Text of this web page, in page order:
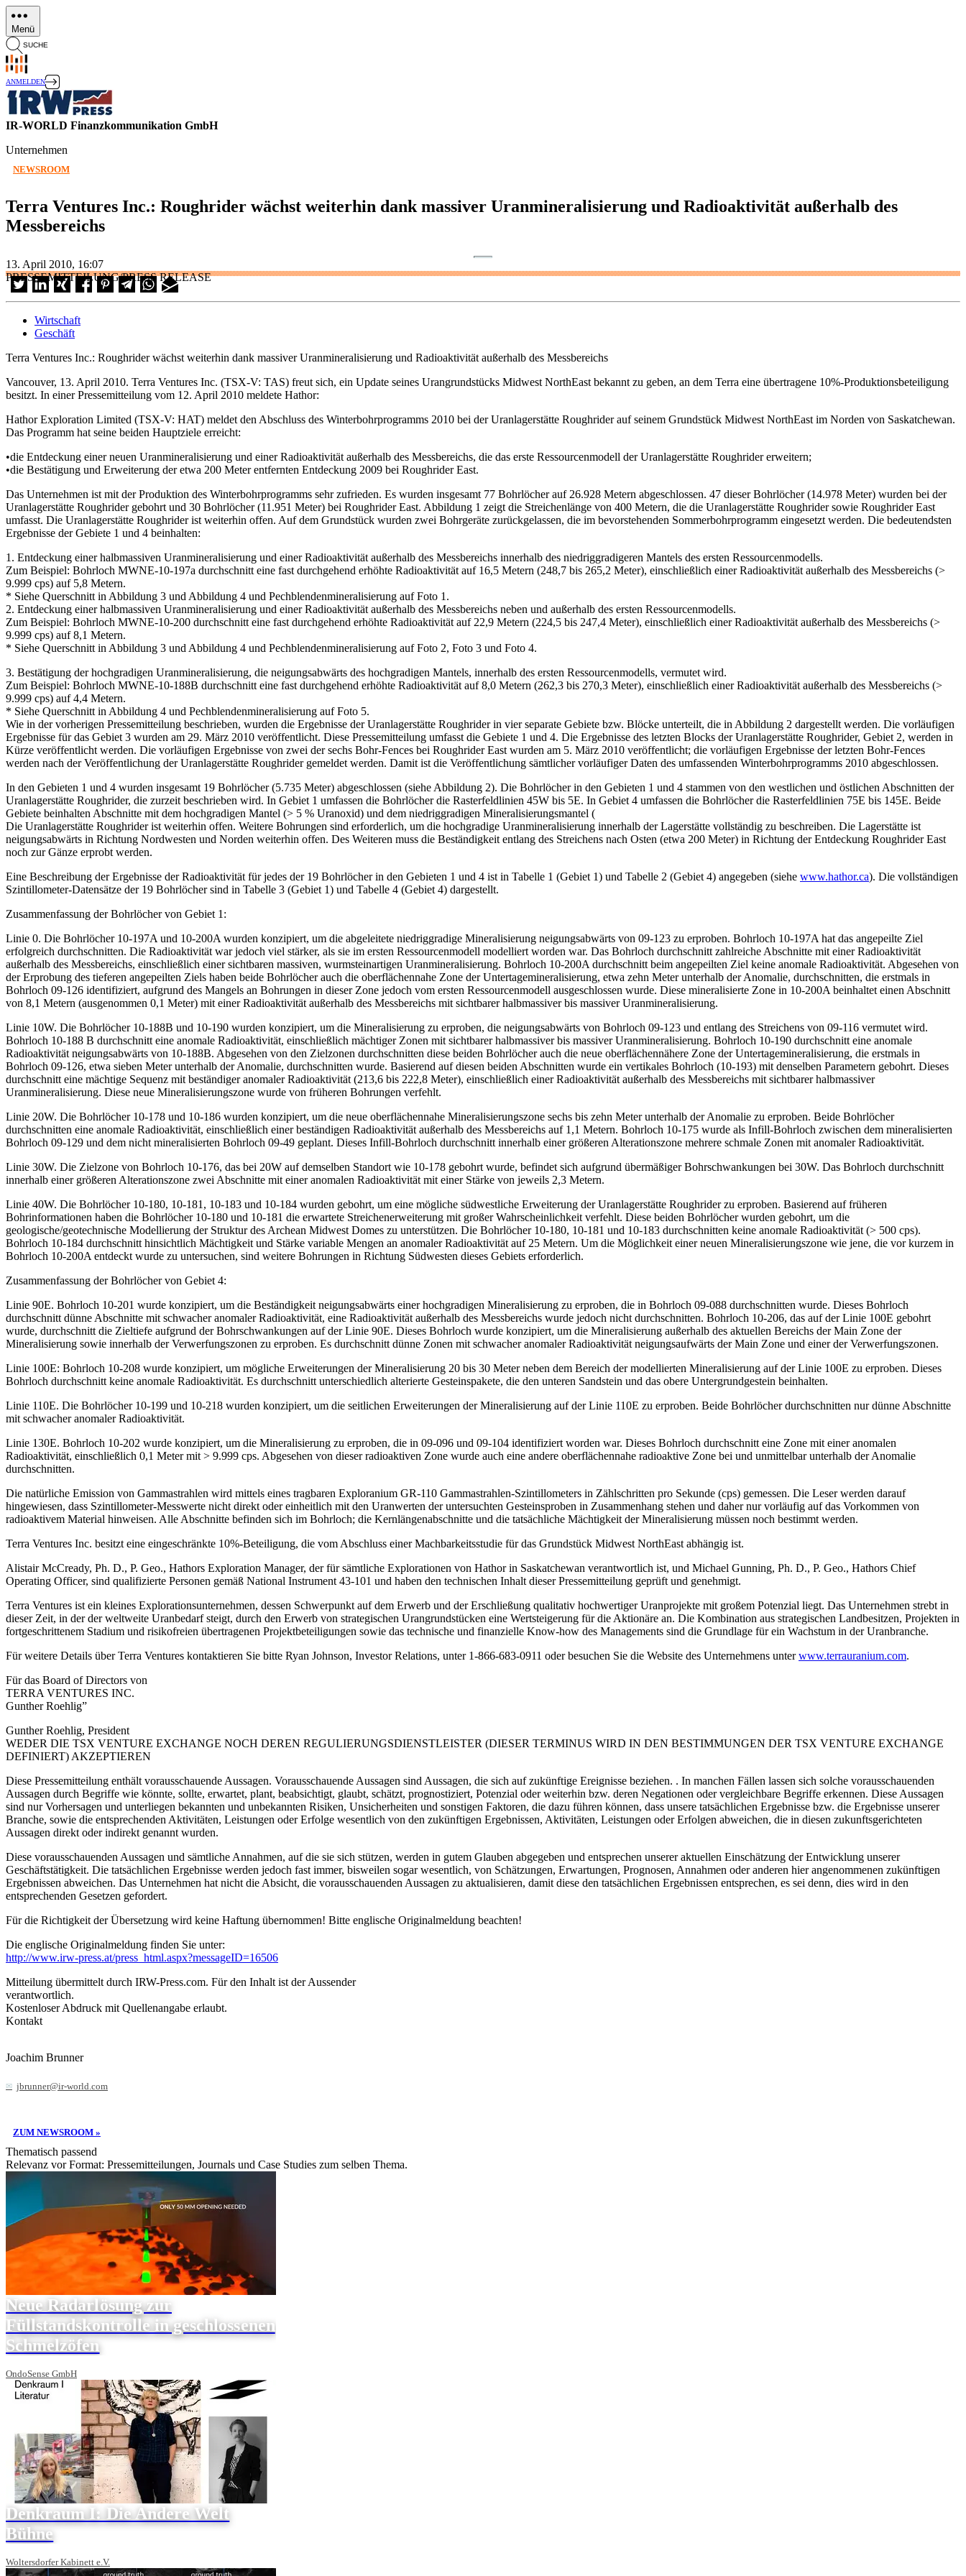
Direkt
zum
Inhalt
Menü
SUCHE
ANMELDEN
IR-WORLD Finanzkommunikation GmbH
Unternehmen
NEWSROOM
Terra Ventures Inc.: Roughrider wächst weiterhin dank massiver Uranmineralisierung und Radioaktivität außerhalb des
Messbereichs
13. April 2010, 16:07
PRESSEMITTEILUNG/PRESS RELEASE
Wirtschaft
Geschäft
Terra Ventures Inc.: Roughrider wächst weiterhin dank massiver Uranmineralisierung und Radioaktivität außerhalb des Messbereichs
Vancouver, 13. April 2010. Terra Ventures Inc. (TSX-V: TAS) freut sich, ein Update seines Urangrundstücks Midwest NorthEast bekannt zu geben, an dem Terra eine übertragene 10%-Produktionsbeteiligung
besitzt. In einer Pressemitteilung vom 12. April 2010 meldete Hathor:
Hathor Exploration Limited (TSX-V: HAT) meldet den Abschluss des Winterbohrprogramms 2010 bei der Uranlagerstätte Roughrider auf seinem Grundstück Midwest NorthEast im Norden von Saskatchewan.
Das Programm hat seine beiden Hauptziele erreicht:
•die Entdeckung einer neuen Uranmineralisierung und einer Radioaktivität außerhalb des Messbereichs, die das erste Ressourcenmodell der Uranlagerstätte Roughrider erweitern;
•die Bestätigung und Erweiterung der etwa 200 Meter entfernten Entdeckung 2009 bei Roughrider East.
Das Unternehmen ist mit der Produktion des Winterbohrprogramms sehr zufrieden. Es wurden insgesamt 77 Bohrlöcher auf 26.928 Metern abgeschlossen. 47 dieser Bohrlöcher (14.978 Meter) wurden bei der
Uranlagerstätte Roughrider gebohrt und 30 Bohrlöcher (11.951 Meter) bei Roughrider East. Abbildung 1 zeigt die Streichenlänge von 400 Metern, die die Uranlagerstätte Roughrider sowie Roughrider East
umfasst. Die Uranlagerstätte Roughrider ist weiterhin offen. Auf dem Grundstück wurden zwei Bohrgeräte zurückgelassen, die im bevorstehenden Sommerbohrprogramm eingesetzt werden. Die bedeutendsten
Ergebnisse der Gebiete 1 und 4 beinhalten:
1. Entdeckung einer halbmassiven Uranmineralisierung und einer Radioaktivität außerhalb des Messbereichs innerhalb des niedriggradigeren Mantels des ersten Ressourcenmodells.
Zum Beispiel: Bohrloch MWNE-10-197a durchschnitt eine fast durchgehend erhöhte Radioaktivität auf 16,5 Metern (248,7 bis 265,2 Meter), einschließlich einer Radioaktivität außerhalb des Messbereichs (>
9.999 cps) auf 5,8 Metern.
* Siehe Querschnitt in Abbildung 3 und Abbildung 4 und Pechblendenmineralisierung auf Foto 1.
2. Entdeckung einer halbmassiven Uranmineralisierung und einer Radioaktivität außerhalb des Messbereichs neben und außerhalb des ersten Ressourcenmodells.
Zum Beispiel: Bohrloch MWNE-10-200 durchschnitt eine fast durchgehend erhöhte Radioaktivität auf 22,9 Metern (224,5 bis 247,4 Meter), einschließlich einer Radioaktivität außerhalb des Messbereichs (>
9.999 cps) auf 8,1 Metern.
* Siehe Querschnitt in Abbildung 3 und Abbildung 4 und Pechblendenmineralisierung auf Foto 2, Foto 3 und Foto 4.
3. Bestätigung der hochgradigen Uranmineralisierung, die neigungsabwärts des hochgradigen Mantels, innerhalb des ersten Ressourcenmodells, vermutet wird.
Zum Beispiel: Bohrloch MWNE-10-188B durchschnitt eine fast durchgehend erhöhte Radioaktivität auf 8,0 Metern (262,3 bis 270,3 Meter), einschließlich einer Radioaktivität außerhalb des Messbereichs (>
9.999 cps) auf 4,4 Metern.
* Siehe Querschnitt in Abbildung 4 und Pechblendenmineralisierung auf Foto 5.
Wie in der vorherigen Pressemitteilung beschrieben, wurden die Ergebnisse der Uranlagerstätte Roughrider in vier separate Gebiete bzw. Blöcke unterteilt, die in Abbildung 2 dargestellt werden. Die vorläufigen
Ergebnisse für das Gebiet 3 wurden am 29. März 2010 veröffentlicht. Diese Pressemitteilung umfasst die Gebiete 1 und 4. Die Ergebnisse des letzten Blocks der Uranlagerstätte Roughrider, Gebiet 2, werden in
Kürze veröffentlicht werden. Die vorläufigen Ergebnisse von zwei der sechs Bohr-Fences bei Roughrider East wurden am 5. März 2010 veröffentlicht; die vorläufigen Ergebnisse der letzten Bohr-Fences
werden nach der Veröffentlichung der Uranlagerstätte Roughrider gemeldet werden. Damit ist die Veröffentlichung sämtlicher vorläufiger Daten des umfassenden Winterbohrprogramms 2010 abgeschlossen.
In den Gebieten 1 und 4 wurden insgesamt 19 Bohrlöcher (5.735 Meter) abgeschlossen (siehe Abbildung 2). Die Bohrlöcher in den Gebieten 1 und 4 stammen von den westlichen und östlichen Abschnitten der
Uranlagerstätte Roughrider, die zurzeit beschrieben wird. In Gebiet 1 umfassen die Bohrlöcher die Rasterfeldlinien 45W bis 5E. In Gebiet 4 umfassen die Bohrlöcher die Rasterfeldlinien 75E bis 145E. Beide
Gebiete beinhalten Abschnitte mit dem hochgradigen Mantel (> 5 % Uranoxid) und dem niedriggradigen Mineralisierungsmantel (
Die Uranlagerstätte Roughrider ist weiterhin offen. Weitere Bohrungen sind erforderlich, um die hochgradige Uranmineralisierung innerhalb der Lagerstätte vollständig zu beschreiben. Die Lagerstätte ist
neigungsabwärts in Richtung Nordwesten und Norden weiterhin offen. Des Weiteren muss die Beständigkeit entlang des Streichens nach Osten (etwa 200 Meter) in Richtung der Entdeckung Roughrider East
noch zur Gänze erprobt werden.
Eine Beschreibung der Ergebnisse der Radioaktivität für jedes der 19 Bohrlöcher in den Gebieten 1 und 4 ist in Tabelle 1 (Gebiet 1) und Tabelle 2 (Gebiet 4) angegeben (siehe www.hathor.ca). Die vollständigen
Szintillometer-Datensätze der 19 Bohrlöcher sind in Tabelle 3 (Gebiet 1) und Tabelle 4 (Gebiet 4) dargestellt.
Zusammenfassung der Bohrlöcher von Gebiet 1:
Linie 0. Die Bohrlöcher 10-197A und 10-200A wurden konzipiert, um die abgeleitete niedriggradige Mineralisierung neigungsabwärts von 09-123 zu erproben. Bohrloch 10-197A hat das angepeilte Ziel
erfolgreich durchschnitten. Die Radioaktivität war jedoch viel stärker, als sie im ersten Ressourcenmodell modelliert worden war. Das Bohrloch durchschnitt zahlreiche Abschnitte mit einer Radioaktivität
außerhalb des Messbereichs, einschließlich einer sichtbaren massiven, wurmsteinartigen Uranmineralisierung. Bohrloch 10-200A durchschnitt beim angepeilten Ziel keine anomale Radioaktivität. Abgesehen von
der Erprobung des tieferen angepeilten Ziels haben beide Bohrlöcher auch die oberflächennahe Zone der Untertagemineralisierung, etwa zehn Meter unterhalb der Anomalie, durchschnitten, die erstmals in
Bohrloch 09-126 identifiziert, aufgrund des Mangels an Bohrungen in dieser Zone jedoch vom ersten Ressourcenmodell ausgeschlossen wurde. Diese mineralisierte Zone in 10-200A beinhaltet einen Abschnitt
von 8,1 Metern (ausgenommen 0,1 Meter) mit einer Radioaktivität außerhalb des Messbereichs mit sichtbarer halbmassiver bis massiver Uranmineralisierung.
Linie 10W. Die Bohrlöcher 10-188B und 10-190 wurden konzipiert, um die Mineralisierung zu erproben, die neigungsabwärts von Bohrloch 09-123 und entlang des Streichens von 09-116 vermutet wird.
Bohrloch 10-188 B durchschnitt eine anomale Radioaktivität, einschließlich mächtiger Zonen mit sichtbarer halbmassiver bis massiver Uranmineralisierung. Bohrloch 10-190 durchschnitt eine anomale
Radioaktivität neigungsabwärts von 10-188B. Abgesehen von den Zielzonen durchschnitten diese beiden Bohrlöcher auch die neue oberflächennähere Zone der Untertagemineralisierung, die erstmals in
Bohrloch 09-126, etwa sieben Meter unterhalb der Anomalie, durchschnitten wurde. Basierend auf diesen beiden Abschnitten wurde ein vertikales Bohrloch (10-193) mit denselben Parametern gebohrt. Dieses
durchschnitt eine mächtige Sequenz mit beständiger anomaler Radioaktivität (213,6 bis 222,8 Meter), einschließlich einer Radioaktivität außerhalb des Messbereichs mit sichtbarer halbmassiver
Uranmineralisierung. Diese neue Mineralisierungszone wurde von früheren Bohrungen verfehlt.
Linie 20W. Die Bohrlöcher 10-178 und 10-186 wurden konzipiert, um die neue oberflächennahe Mineralisierungszone sechs bis zehn Meter unterhalb der Anomalie zu erproben. Beide Bohrlöcher
durchschnitten eine anomale Radioaktivität, einschließlich einer beständigen Radioaktivität außerhalb des Messbereichs auf 1,1 Metern. Bohrloch 10-175 wurde als Infill-Bohrloch zwischen dem mineralisierten
Bohrloch 09-129 und dem nicht mineralisierten Bohrloch 09-49 geplant. Dieses Infill-Bohrloch durchschnitt innerhalb einer größeren Alterationszone mehrere schmale Zonen mit anomaler Radioaktivität.
Linie 30W. Die Zielzone von Bohrloch 10-176, das bei 20W auf demselben Standort wie 10-178 gebohrt wurde, befindet sich aufgrund übermäßiger Bohrschwankungen bei 30W. Das Bohrloch durchschnitt
innerhalb einer größeren Alterationszone zwei Abschnitte mit einer anomalen Radioaktivität mit einer Stärke von jeweils 2,3 Metern.
Linie 40W. Die Bohrlöcher 10-180, 10-181, 10-183 und 10-184 wurden gebohrt, um eine mögliche südwestliche Erweiterung der Uranlagerstätte Roughrider zu erproben. Basierend auf früheren
Bohrinformationen haben die Bohrlöcher 10-180 und 10-181 die erwartete Streichenerweiterung mit großer Wahrscheinlichkeit verfehlt. Diese beiden Bohrlöcher wurden gebohrt, um die
geologische/geotechnische Modellierung der Struktur des Archean Midwest Domes zu unterstützen. Die Bohrlöcher 10-180, 10-181 und 10-183 durchschnitten keine anomale Radioaktivität (> 500 cps).
Bohrloch 10-184 durchschnitt hinsichtlich Mächtigkeit und Stärke variable Mengen an anomaler Radioaktivität auf 25 Metern. Um die Möglichkeit einer neuen Mineralisierungszone wie jene, die vor kurzem in
Bohrloch 10-200A entdeckt wurde zu untersuchen, sind weitere Bohrungen in Richtung Südwesten dieses Gebiets erforderlich.
Zusammenfassung der Bohrlöcher von Gebiet 4:
Linie 90E. Bohrloch 10-201 wurde konzipiert, um die Beständigkeit neigungsabwärts einer hochgradigen Mineralisierung zu erproben, die in Bohrloch 09-088 durchschnitten wurde. Dieses Bohrloch
durchschnitt dünne Abschnitte mit schwacher anomaler Radioaktivität, eine Radioaktivität außerhalb des Messbereichs wurde jedoch nicht durchschnitten. Bohrloch 10-206, das auf der Linie 100E gebohrt
wurde, durchschnitt die Zieltiefe aufgrund der Bohrschwankungen auf der Linie 90E. Dieses Bohrloch wurde konzipiert, um die Mineralisierung außerhalb des aktuellen Bereichs der Main Zone der
Mineralisierung sowie innerhalb der Verwerfungszonen zu erproben. Es durchschnitt dünne Zonen mit schwacher anomaler Radioaktivität neigungsaufwärts der Main Zone und einer der Verwerfungszonen.
Linie 100E: Bohrloch 10-208 wurde konzipiert, um mögliche Erweiterungen der Mineralisierung 20 bis 30 Meter neben dem Bereich der modellierten Mineralisierung auf der Linie 100E zu erproben. Dieses
Bohrloch durchschnitt keine anomale Radioaktivität. Es durchschnitt unterschiedlich alterierte Gesteinspakete, die den unteren Sandstein und das obere Untergrundgestein beinhalten.
Linie 110E. Die Bohrlöcher 10-199 und 10-218 wurden konzipiert, um die seitlichen Erweiterungen der Mineralisierung auf der Linie 110E zu erproben. Beide Bohrlöcher durchschnitten nur dünne Abschnitte
mit schwacher anomaler Radioaktivität.
Linie 130E. Bohrloch 10-202 wurde konzipiert, um die Mineralisierung zu erproben, die in 09-096 und 09-104 identifiziert worden war. Dieses Bohrloch durchschnitt eine Zone mit einer anomalen
Radioaktivität, einschließlich 0,1 Meter mit > 9.999 cps. Abgesehen von dieser radioaktiven Zone wurde auch eine andere oberflächennahe radioaktive Zone bei und unmittelbar unterhalb der Anomalie
durchschnitten.
Die natürliche Emission von Gammastrahlen wird mittels eines tragbaren Exploranium GR-110 Gammastrahlen-Szintillometers in Zählschritten pro Sekunde (cps) gemessen. Die Leser werden darauf
hingewiesen, dass Szintillometer-Messwerte nicht direkt oder einheitlich mit den Uranwerten der untersuchten Gesteinsproben in Zusammenhang stehen und daher nur vorläufig auf das Vorkommen von
radioaktivem Material hinweisen. Alle Abschnitte befinden sich im Bohrloch; die Kernlängenabschnitte und die tatsächliche Mächtigkeit der Mineralisierung müssen noch bestimmt werden.
Terra Ventures Inc. besitzt eine eingeschränkte 10%-Beteiligung, die vom Abschluss einer Machbarkeitsstudie für das Grundstück Midwest NorthEast abhängig ist.
Alistair McCready, Ph. D., P. Geo., Hathors Exploration Manager, der für sämtliche Explorationen von Hathor in Saskatchewan verantwortlich ist, und Michael Gunning, Ph. D., P. Geo., Hathors Chief
Operating Officer, sind qualifizierte Personen gemäß National Instrument 43-101 und haben den technischen Inhalt dieser Pressemitteilung geprüft und genehmigt.
Terra Ventures ist ein kleines Explorationsunternehmen, dessen Schwerpunkt auf dem Erwerb und der Erschließung qualitativ hochwertiger Uranprojekte mit großem Potenzial liegt. Das Unternehmen strebt in
dieser Zeit, in der der weltweite Uranbedarf steigt, durch den Erwerb von strategischen Urangrundstücken eine Wertsteigerung für die Aktionäre an. Die Kombination aus strategischen Landbesitzen, Projekten in
fortgeschrittenem Stadium und risikofreien übertragenen Projektbeteiligungen sowie das technische und finanzielle Know-how des Managements sind die Grundlage für ein Wachstum in der Uranbranche.
Für weitere Details über Terra Ventures kontaktieren Sie bitte Ryan Johnson, Investor Relations, unter 1-866-683-0911 oder besuchen Sie die Website des Unternehmens unterwww.terrauranium.com.
Für das Board of Directors von
TERRA VENTURES INC.
Gunther Roehlig”
Gunther Roehlig, President
WEDER DIE TSX VENTURE EXCHANGE NOCH DEREN REGULIERUNGSDIENSTLEISTER (DIESER TERMINUS WIRD IN DEN BESTIMMUNGEN DER TSX VENTURE EXCHANGE
DEFINIERT) AKZEPTIEREN
Diese Pressemitteilung enthält vorausschauende Aussagen. Vorausschauende Aussagen sind Aussagen, die sich auf zukünftige Ereignisse beziehen. . In manchen Fällen lassen sich solche vorausschauenden
Aussagen durch Begriffe wie könnte, sollte, erwartet, plant, beabsichtigt, glaubt, schätzt, prognostiziert, Potenzial oder weiterhin bzw. deren Negationen oder vergleichbare Begriffe erkennen. Diese Aussagen
sind nur Vorhersagen und unterliegen bekannten und unbekannten Risiken, Unsicherheiten und sonstigen Faktoren, die dazu führen können, dass unsere tatsächlichen Ergebnisse bzw. die Ergebnisse unserer
Branche, sowie die entsprechenden Aktivitäten, Leistungen oder Erfolge wesentlich von den zukünftigen Ergebnissen, Aktivitäten, Leistungen oder Erfolgen abweichen, die in diesen zukunftsgerichteten
Aussagen direkt oder indirekt genannt wurden.
Diese vorausschauenden Aussagen und sämtliche Annahmen, auf die sie sich stützen, werden in gutem Glauben abgegeben und entsprechen unserer aktuellen Einschätzung der Entwicklung unserer
Geschäftstätigkeit. Die tatsächlichen Ergebnisse werden jedoch fast immer, bisweilen sogar wesentlich, von Schätzungen, Erwartungen, Prognosen, Annahmen oder anderen hier angenommenen zukünftigen
Ergebnissen abweichen. Das Unternehmen hat nicht die Absicht, die vorausschauenden Aussagen zu aktualisieren, damit diese den tatsächlichen Ergebnissen entsprechen, es sei denn, dies wird in den
entsprechenden Gesetzen gefordert.
Für die Richtigkeit der Übersetzung wird keine Haftung übernommen! Bitte englische Originalmeldung beachten!
Die englische Originalmeldung finden Sie unter:
http://www.irw-press.at/press_html.aspx?messageID=16506
Mitteilung übermittelt durch IRW-Press.com. Für den Inhalt ist der Aussender
verantwortlich.
Kostenloser Abdruck mit Quellenangabe erlaubt.
Kontakt
Joachim Brunner
jbrunner@ir-world.com
ZUM NEWSROOM »
Thematisch passend
Relevanz vor Format: Pressemitteilungen, Journals und Case Studies zum selben Thema.
Neue Radarlösung zur
Füllstandskontrolle in geschlossenen
Schmelzöfen
OndoSense GmbH
Denkraum I: Die Andere Welt
Bühne
Woltersdorfer Kabinett e.V.